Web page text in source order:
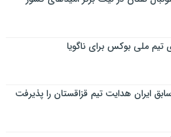
تیم ملی بوکس برای ناگویا
ایران هدایت تیم قزاقستان را پذیرفت